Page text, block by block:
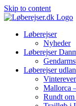
Skip to content
Løberejser
Nyheder
Løberejser
Løberejser
Mallorca
Rundt